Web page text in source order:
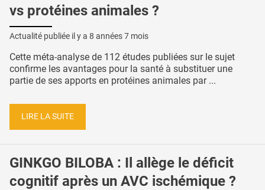
vs protéines animales ?
Actualité publiée il y a 8 années 7 mois
Cette méta-analyse de 112 études publiées sur le sujet
confirme les avantages pour la santé à substituer une
partie de ses apports en protéines animales par ...
LIRE LA SUITE
GINKGO BILOBA : Il allège le déficit
cognitif après un AVC ischémique ?